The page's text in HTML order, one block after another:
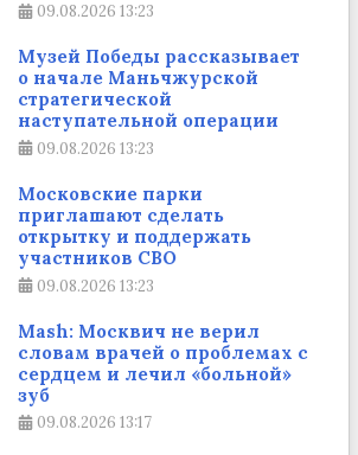
09.08.2026 13:23
Музей Победы рассказывает
о начале Маньчжурской
стратегической
наступательной операции
09.08.2026 13:23
Московские парки
приглашают сделать
открытку и поддержать
участников СВО
09.08.2026 13:23
Mash: Москвич не верил
словам врачей о проблемах с
сердцем и лечил «больной»
зуб
09.08.2026 13:17